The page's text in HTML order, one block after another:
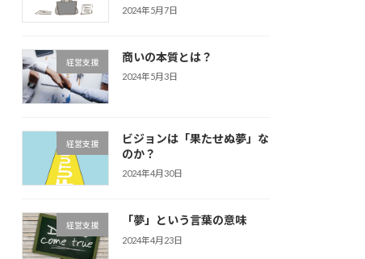
2024年5月7日
経営支援 商いの本質とは？
2024年5月3日
経営支援
ビジョンは「果たせぬ夢」な
のか？
2024年4月30日
経営支援 「夢」という言葉の意味
2024年4月23日